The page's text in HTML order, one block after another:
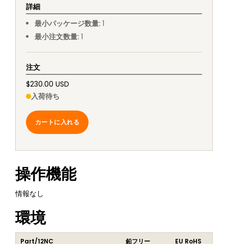
詳細
最小パッケージ数量: 1
最小注文数量: 1
注文
$230.00 USD
入荷待ち
カートに入れる
操作機能
情報なし
環境
Part/12NC 鉛フリー
EU RoHS